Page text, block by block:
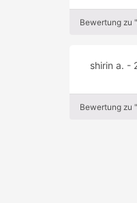
Bewertung zu
shirin a. -
Bewertung zu